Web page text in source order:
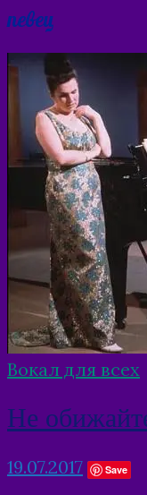
певец
Вокал для всех
Не
19.07.2017 Save